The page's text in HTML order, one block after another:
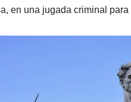
en una jugada criminal